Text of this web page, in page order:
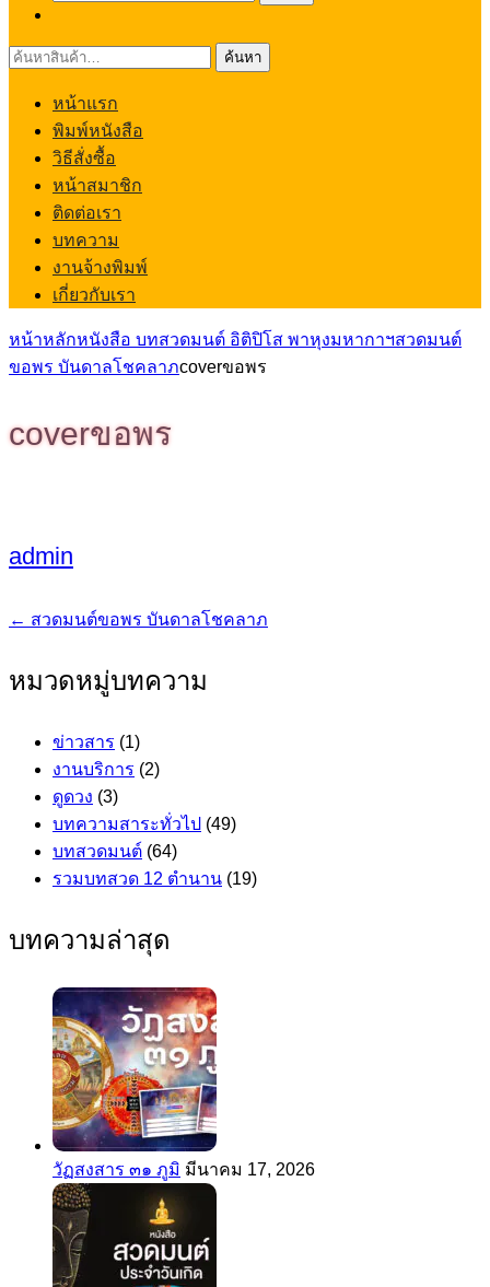
ค้นหา: ค้นหา
หน้าแรก
พิมพ์หนังสือ
วิธีสั่งซื้อ
หน้าสมาชิก
ติดต่อเรา
บทความ
งานจ้างพิมพ์
เกี่ยวกับเรา
หน้าหลักหนังสือ บทสวดมนต์ อิติปิโส พาหุงมหากาฯสวดมนต์
ขอพร บันดาลโชคลาภcoverขอพร
coverขอพร
admin
แนะแนว
เรื่อง
← สวดมนต์ขอพร บันดาลโชคลาภ
หมวดหมู่บทความ
ข่าวสาร (1)
งานบริการ (2)
ดูดวง (3)
บทความสาระทั่วไป (49)
บทสวดมนต์ (64)
รวมบทสวด 12 ตำนาน (19)
บทความล่าสุด
วัฏสงสาร ๓๑ ภูมิ มีนาคม 17, 2026